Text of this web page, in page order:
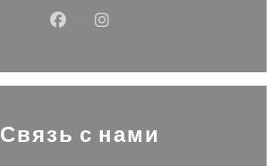
Facebook ((открывается в
Instagram
Связь с нами